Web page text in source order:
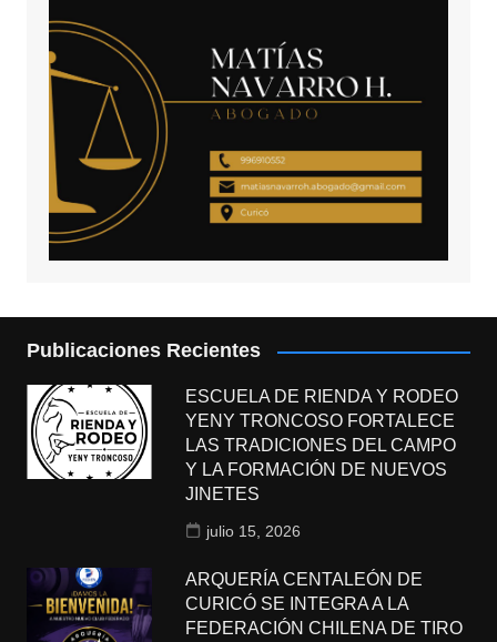
Publicaciones Recientes
ESCUELA DE RIENDA Y RODEO
YENY TRONCOSO FORTALECE
LAS TRADICIONES DEL CAMPO
Y LA FORMACIÓN DE NUEVOS
JINETES
julio 15, 2026
ARQUERÍA CENTALEÓN DE
CURICÓ SE INTEGRA A LA
FEDERACIÓN CHILENA DE TIRO